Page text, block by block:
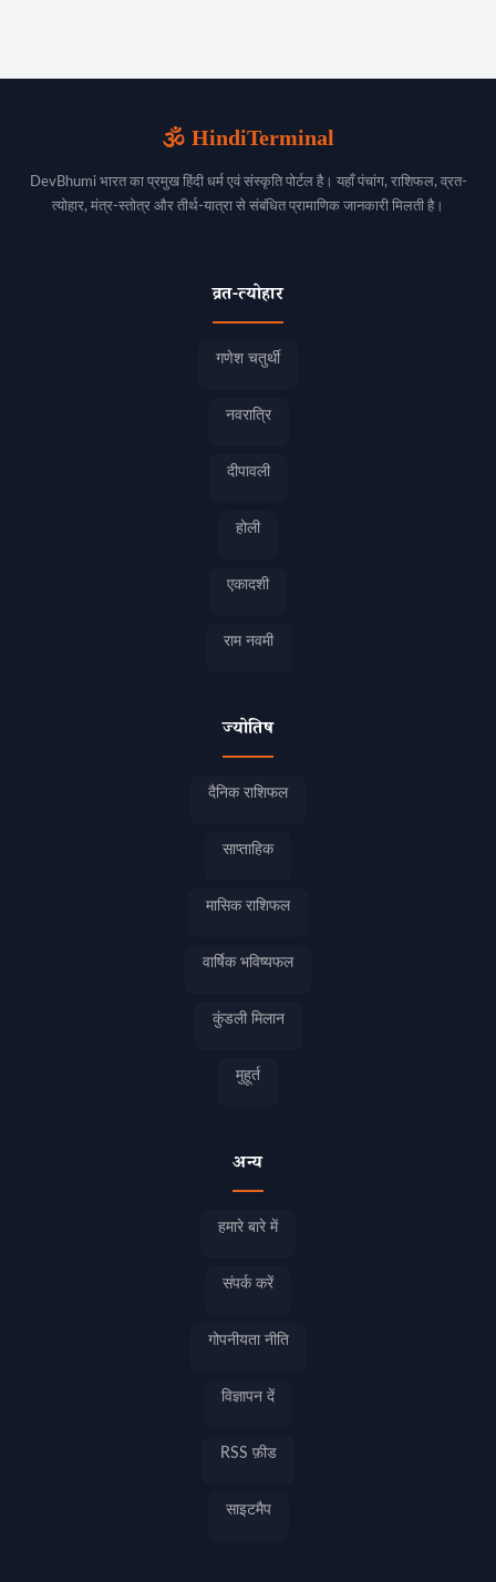
🕉️ HindiTerminal
DevBhumi भारत का प्रमुख हिंदी धर्म एवं संस्कृति पोर्टल है। यहाँ पंचांग, राशिफल, व्रत-
त्योहार, मंत्र-स्तोत्र और तीर्थ-यात्रा से संबंधित प्रामाणिक जानकारी मिलती है।
व्रत-त्योहार
गणेश चतुर्थी
नवरात्रि
दीपावली
होली
एकादशी
राम नवमी
ज्योतिष
दैनिक राशिफल
साप्ताहिक
मासिक राशिफल
वार्षिक भविष्यफल
कुंडली मिलान
मुहूर्त
अन्य
हमारे बारे में
संपर्क करें
गोपनीयता नीति
विज्ञापन दें
RSS फ़ीड
साइटमैप